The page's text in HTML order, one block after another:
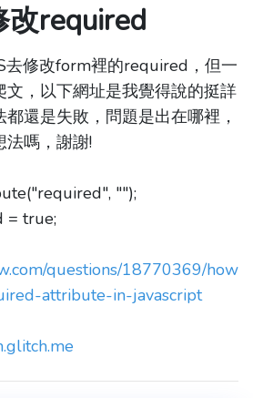
改required
去修改form裡的required，但一
文，以下網址是我覺得說的挺詳
還是失敗，問題是出在哪裡，
法嗎，謝謝!
"");
= true;
questions/18770369/how
attribute-in-javascript